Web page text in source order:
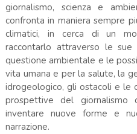
giornalismo, scienza e
confronta in maniera sempre
climatici, in cerca di un
raccontarlo attraverso le sue
questione ambientale e le
vita umana e per la salute, la
idrogeologico, gli ostacoli e le
prospettive del giornalismo
inventare nuove forme e
narrazione.